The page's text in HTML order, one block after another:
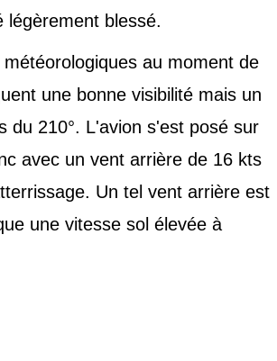
légèrement blessé.
au moment de
une bonne visibilité mais un
du 210°. L'avion s'est posé sur
avec un vent arrière de 16 kts
Un tel vent arrière est
une vitesse sol élevée à